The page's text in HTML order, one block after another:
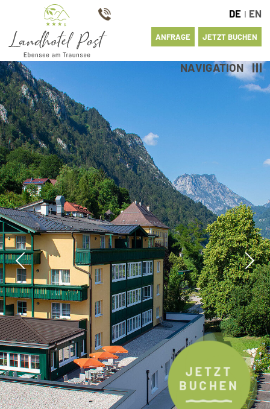
DE I EN
ANFRAGE JETZT BUCHEN
NAVIGATION
JETZT
BUCHEN